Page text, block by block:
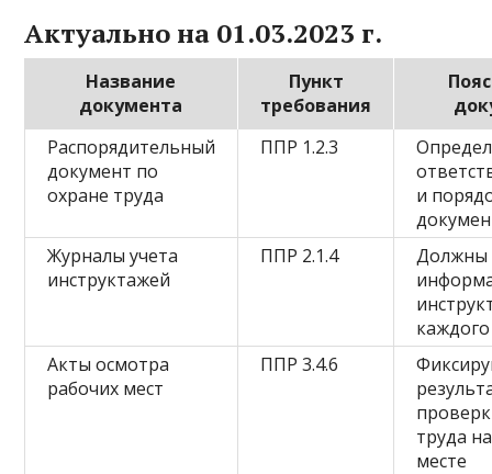
Актуально на 01.03.2023 г.
Название
документа
Пункт
требования
Распорядительный
документ по
охране труда
ППР 1.2.3
и
Журналы учета
инструктажей
ППР 2.1.4
Должны
Акты осмотра
рабочих мест
ППР 3.4.6
труда
месте